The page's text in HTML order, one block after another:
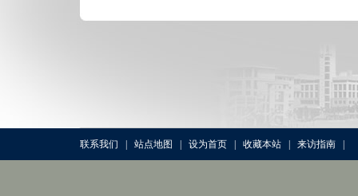
联系我们 | 站点地图 | 设为首页 | 收藏本站 | 来访指南 |